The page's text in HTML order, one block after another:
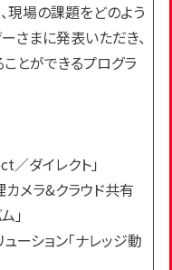
現場の課題をどのよう
さまに発表いただき、
とができるプログラ
／ダイレクト」
メラ&クラウド共有
」
ション「ナレッジ動